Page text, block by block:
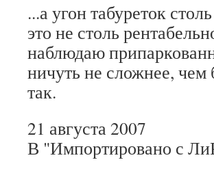
...а угон табуреток
это не столь
наблюдаю
ничуть не сложнее,
так.
21 августа 2007
В "Импортировано с